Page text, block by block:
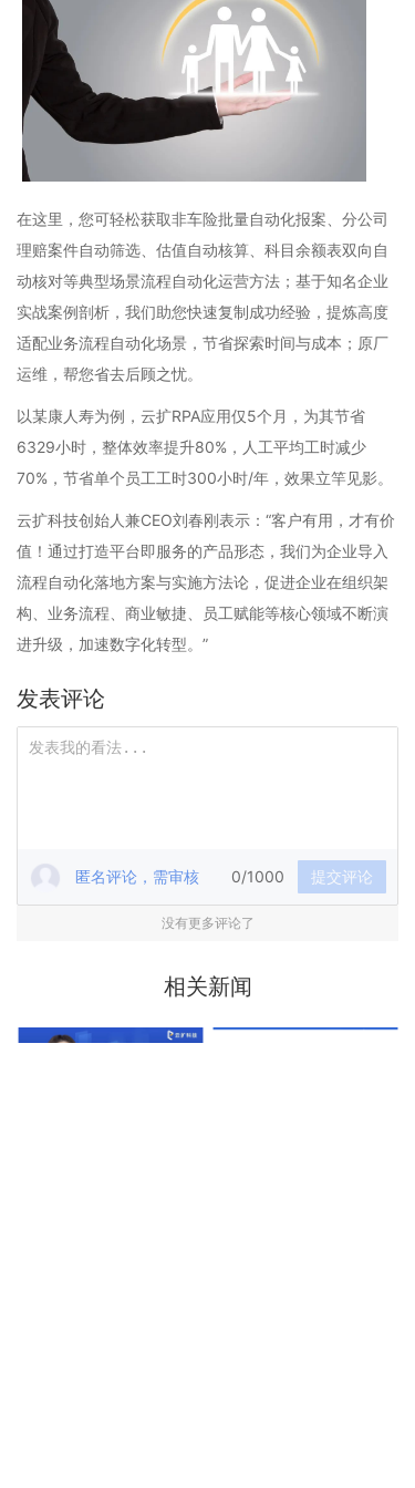
在这里，您可轻松获取非车险批量自动化报案、分公司
理赔案件自动筛选、估值自动核算、科目余额表双向自
动核对等典型场景流程自动化运营方法；基于知名企业
实战案例剖析，我们助您快速复制成功经验，提炼高度
适配业务流程自动化场景，节省探索时间与成本；原厂
运维，帮您省去后顾之忧。
以某康人寿为例，云扩RPA应用仅5个月，为其节省
6329小时，整体效率提升80%，人工平均工时减少
70%，节省单个员工工时300小时/年，效果立竿见影。
云扩科技创始人兼CEO刘春刚表示：“客户有用，才有价
值！通过打造平台即服务的产品形态，我们为企业导入
流程自动化落地方案与实施方法论，促进企业在组织架
构、业务流程、商业敏捷、员工赋能等核心领域不断演
进升级，加速数字化转型。”
发表评论
匿名评论，需审核 0/1000 提交评论
没有更多评论了
相关新闻